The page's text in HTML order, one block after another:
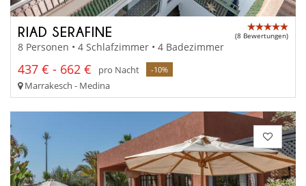
RIAD SERAFINE (8 Bewertungen)
8 Personen • 4 Schlafzimmer • 4 Badezimmer
437 € - 662 € pro Nacht -10%
Marrakesch - Medina